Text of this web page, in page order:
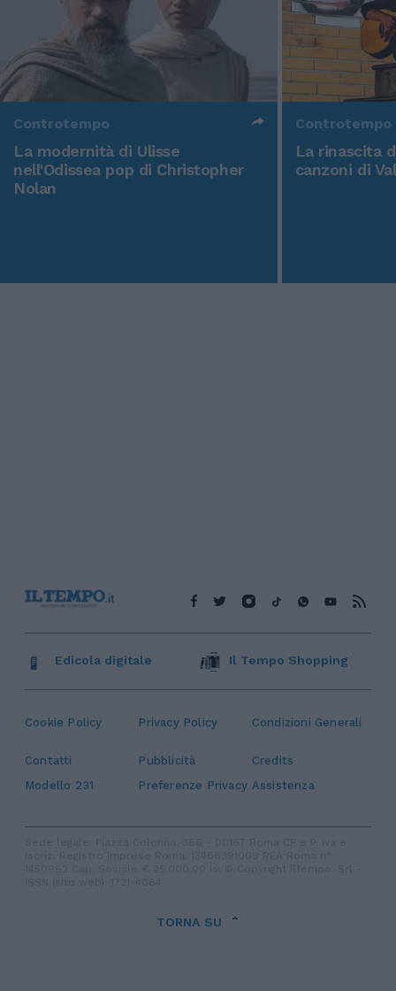
Controtempo
La modernità di Ulisse
nell'Odissea pop di Christopher
Nolan
Controtempo
La rinascita
canzoni di
Cookie Policy Privacy Policy Condizioni Generali
Contatti Pubblicità
Credits
Modello 231
Preferenze Privacy Assistenza
Edicola digitale Il Tempo Shopping
TORNA SU